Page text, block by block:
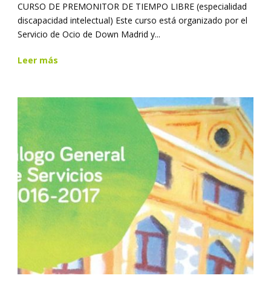
CURSO DE PREMONITOR DE TIEMPO LIBRE (especialidad
discapacidad intelectual) Este curso está organizado por el
Servicio de Ocio de Down Madrid y...
Leer más